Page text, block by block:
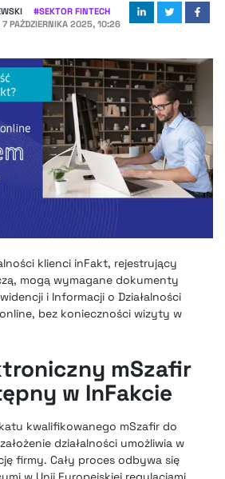
#SEKTOR FINTECH
7 PAŹDZIERNIKA 2025, 10:26
klienci inFakt, rejestrujący
mogą wymagane dokumenty
i Informacji o Działalności
online, bez konieczności wizyty w
mSzafir
w InFakcie
kwalifikowanego mSzafir do
działalności umożliwia w
firmy. Cały proces odbywa się